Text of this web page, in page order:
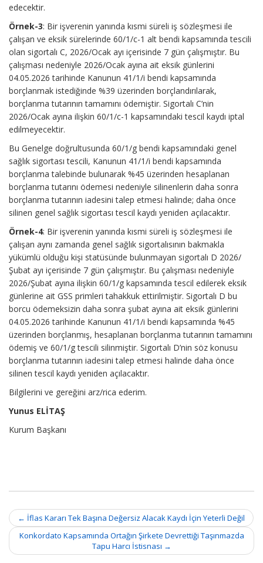
edecektir.
Örnek-3: Bir işverenin yanında kısmi süreli iş sözleşmesi ile
çalışan ve eksik sürelerinde 60/1/c-1 alt bendi kapsamında tescili
olan sigortalı C, 2026/Ocak ayı içerisinde 7 gün çalışmıştır. Bu
çalışması nedeniyle 2026/Ocak ayına ait eksik günlerini
04.05.2026 tarihinde Kanunun 41/1/i bendi kapsamında
borçlanmak istediğinde %39 üzerinden borçlandırılarak,
borçlanma tutarının tamamını ödemiştir. Sigortalı C’nin
2026/Ocak ayına ilişkin 60/1/c-1 kapsamındaki tescil kaydı iptal
edilmeyecektir.
Bu Genelge doğrultusunda 60/1/g bendi kapsamındaki genel
sağlık sigortası tescili, Kanunun 41/1/i bendi kapsamında
borçlanma talebinde bulunarak %45 üzerinden hesaplanan
borçlanma tutarını ödemesi nedeniyle silinenlerin daha sonra
borçlanma tutarının iadesini talep etmesi halinde; daha önce
silinen genel sağlık sigortası tescil kaydı yeniden açılacaktır.
Örnek-4: Bir işverenin yanında kısmi süreli iş sözleşmesi ile
çalışan aynı zamanda genel sağlık sigortalısının bakmakla
yükümlü olduğu kişi statüsünde bulunmayan sigortalı D 2026/
Şubat ayı içerisinde 7 gün çalışmıştır. Bu çalışması nedeniyle
2026/Şubat ayına ilişkin 60/1/g kapsamında tescil edilerek eksik
günlerine ait GSS primleri tahakkuk ettirilmiştir. Sigortalı D bu
borcu ödemeksizin daha sonra şubat ayına ait eksik günlerini
04.05.2026 tarihinde Kanunun 41/1/i bendi kapsamında %45
üzerinden borçlanmış, hesaplanan borçlanma tutarının tamamını
ödemiş ve 60/1/g tescili silinmiştir. Sigortalı D’nin söz konusu
borçlanma tutarının iadesini talep etmesi halinde daha önce
silinen tescil kaydı yeniden açılacaktır.
Bilgilerini ve gereğini arz/rica ederim.
Yunus ELİTAŞ
Kurum Başkanı
Post
navigation
← İflas Kararı Tek Başına Değersiz Alacak Kaydı İçin Yeterli Değil
Konkordato Kapsamında Ortağın Şirkete Devrettiği Taşınmazda
Tapu Harcı İstisnası →